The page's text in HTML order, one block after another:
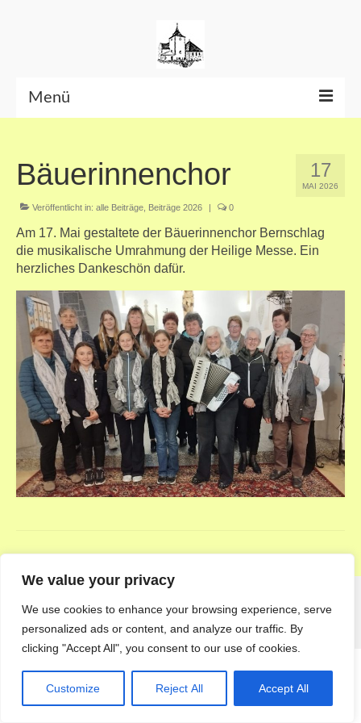
We value your privacy
We use cookies to enhance your browsing experience, serve
personalized ads or content, and analyze our traffic. By
clicking "Accept All", you consent to our use of cookies.
Customize Reject All Accept All
Menü
Datenschutzerklärung 17
MAI 2026
Bäuerinnenchor
Veröffentlicht in: alle Beiträge Beiträge 2026 | 0
Am 17. Mai gestaltete der Bäuerinnenchor Bernschlag
die musikalische Umrahmung der Heilige Messe. Ein
herzliches Dankeschön dafür.